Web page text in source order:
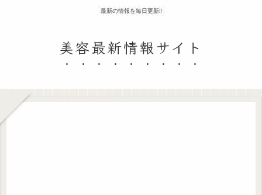
最新の情報を毎日更新‼
美容最新情報サイト